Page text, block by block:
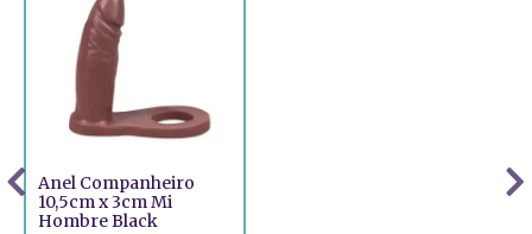
Anel Companheiro
10,5cm x 3cm Mi
Hombre Black